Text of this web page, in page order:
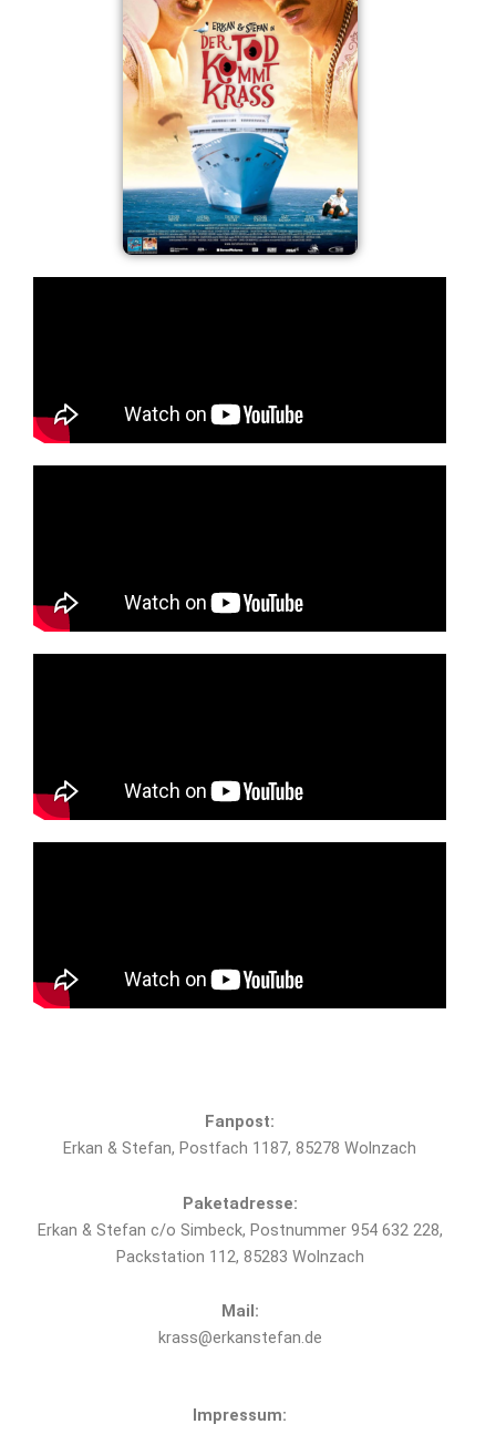
Fanpost:
Erkan & Stefan, Postfach 1187, 85278 Wolnzach
Paketadresse:
Erkan & Stefan c/o Simbeck, Postnummer 954 632 228,
Packstation 112, 85283 Wolnzach
Mail:
krass@erkanstefan.de
Impressum: